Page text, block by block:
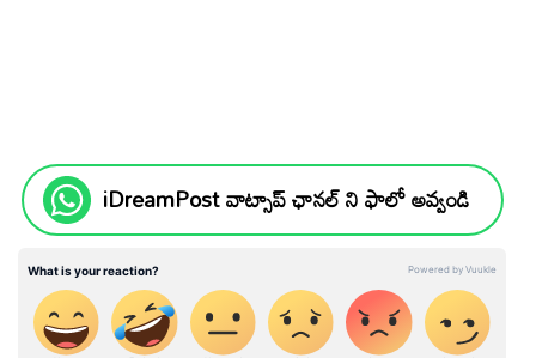
iDreamPost వాట్సాప్ ఛానల్ ని ఫాలో అవ్వండి